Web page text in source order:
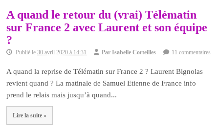
A quand le retour du (vrai) Télématin
sur France 2 avec Laurent et son équipe
?
Publié le30 avril 2020 à 14:31 ParIsabelle Corteilles 11 commentaires
A quand la reprise de Télématin sur France 2 ? Laurent Bignolas
revient quand ? La matinale de Samuel Etienne de France info
prend le relais mais jusqu’à quand...
Lire la suite »